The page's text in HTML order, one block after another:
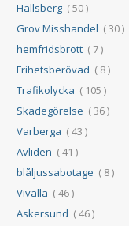
Hallsberg ( 50 )
Grov Misshandel ( 30 )
hemfridsbrott ( 7 )
Frihetsberövad ( 8 )
Trafikolycka ( 105 )
Skadegörelse ( 36 )
Varberga ( 43 )
Avliden ( 41 )
blåljussabotage ( 8 )
Vivalla ( 46 )
Askersund ( 46 )